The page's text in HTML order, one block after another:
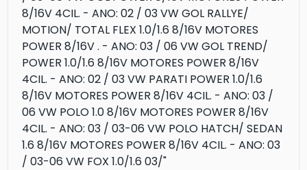
8/16V 4CIL. - ANO: 02 / 03 VW GOL RALLYE/
MOTION/ TOTAL FLEX 1.0/1.6 8/16V MOTORES
POWER 8/16V . - ANO: 03 / 06 VW GOL TREND/
POWER 1.0/1.6 8/16V MOTORES POWER 8/16V
4CIL. - ANO: 02 / 03 VW PARATI POWER 1.0/1.6
8/16V MOTORES POWER 8/16V 4CIL. - ANO: 03 /
06 VW POLO 1.0 8/16V MOTORES POWER 8/16V
4CIL. - ANO: 03 / 03-06 VW POLO HATCH/ SEDAN
1.6 8/16V MOTORES POWER 8/16V 4CIL. - ANO: 03
/ 03-06 VW FOX 1.0/1.6 03/"